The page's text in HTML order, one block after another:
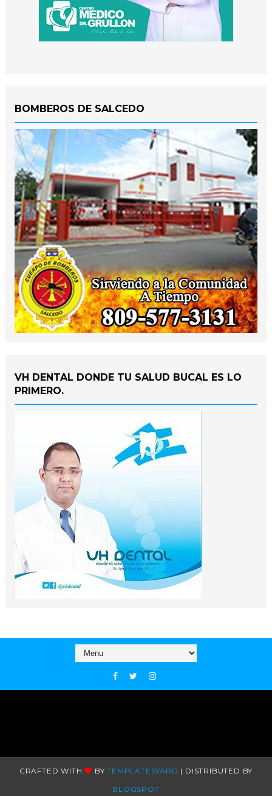
BOMBEROS DE SALCEDO
VH DENTAL DONDE TU SALUD BUCAL ES LO
PRIMERO.
CRAFTED WITH BYTEMPLATESYARD | DISTRIBUTED BY
BLOGSPOT